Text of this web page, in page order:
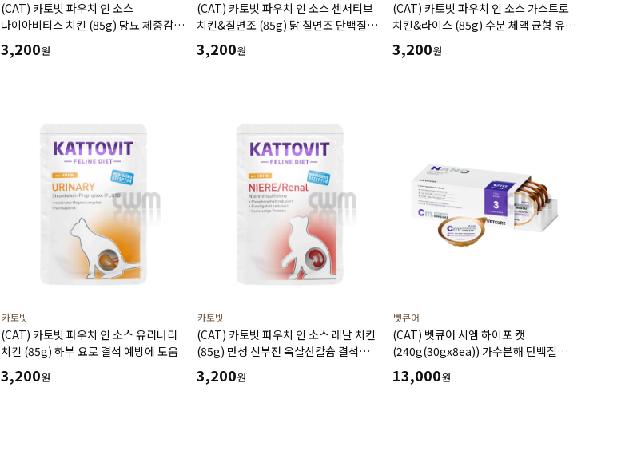
(CAT) 카토빗 파우치 인 소스
다이아비티스 치킨 (85g) 당뇨 체중감량
저칼로리 포만감유지 지방 연소 근육
유지에 도움
3,200원
(CAT) 카토빗 파우치 인 소스 센서티브
치킨&칠면조 (85g) 닭 칠면조 단백질원
알레르기 소화에 도움
3,200원
(CAT) 카토빗 파우치 인 소스 가스트로
치킨&라이스 (85g) 수분 체액 균형 유지
저지방 소화 췌장 기능에 도움
3,200원
카토빗
(CAT) 카토빗 파우치 인 소스 유리너리
치킨 (85g) 하부 요로 결석 예방에 도움
3,200원
카토빗
(CAT) 카토빗 파우치 인 소스 레날 치킨
(85g) 만성 신부전 옥살산칼슘 결석
예방에 도움
3,200원
벳큐어
(CAT) 벳큐어 시엠 하이포 캣
(240g(30gx8ea)) 가수분해 단백질
식이알러지 투약보조 건강회복 영양보급
습식 캔
13,000원